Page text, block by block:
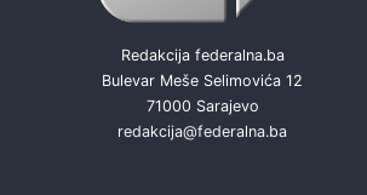
Redakcija federalna.ba
Bulevar Meše Selimovića 12
71000 Sarajevo
redakcija@federalna.ba